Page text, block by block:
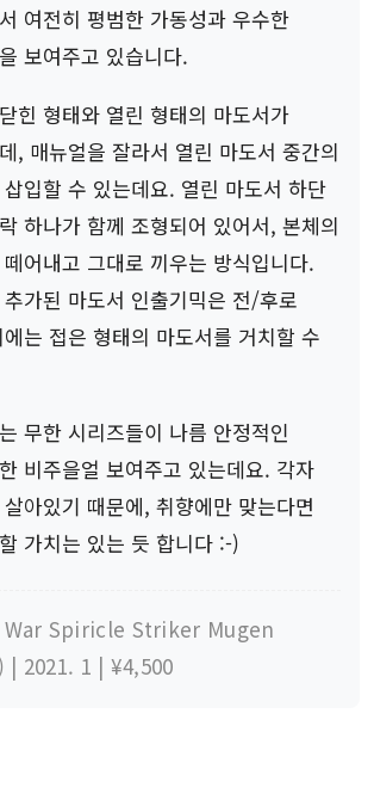
여전히 평범한 가동성과 우수한
보여주고 있습니다.
힌 형태와 열린 형태의 마도서가
, 매뉴얼을 잘라서 열린 마도서 중간의
입할 수 있는데요. 열린 마도서 하단
하나가 함께 조형되어 있어서, 본체의
어내고 그대로 끼우는 방식입니다.
가된 마도서 인출기믹은 전/후로
는 접은 형태의 마도서를 거치할 수
무한 시리즈들이 나름 안정적인
비주을얼 보여주고 있는데요. 각자
아있기 때문에, 취향에만 맞는다면
가치는 있는 듯 합니다 :-)
Spiricle Striker Mugen
2021. 1 | ¥4,500